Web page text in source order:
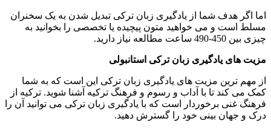
اما اگر هدف شما از یادگیری زبان ترکی تبدیل شدن به یک سخنران
مسلط است و می خواهید متون پیچیده یا تخصصی را بخوانید به
چیزی بین 450-490 ساعت مطالعه نیاز دارید.
مزیت های یادگیری زبان ترکی استانبولی
از مهم ترین مزیت های یادگیری زبان ترکی این است که به شما
کمک می کند تا با آداب و رسوم و فرهنگ ترکیه آشنا شوید. ترکیه از
فرهنگ غنی برخوردار است که با یادگیری زبان ترکی می توانید آن را
درک و جهان بینی خود را گسترش دهید.